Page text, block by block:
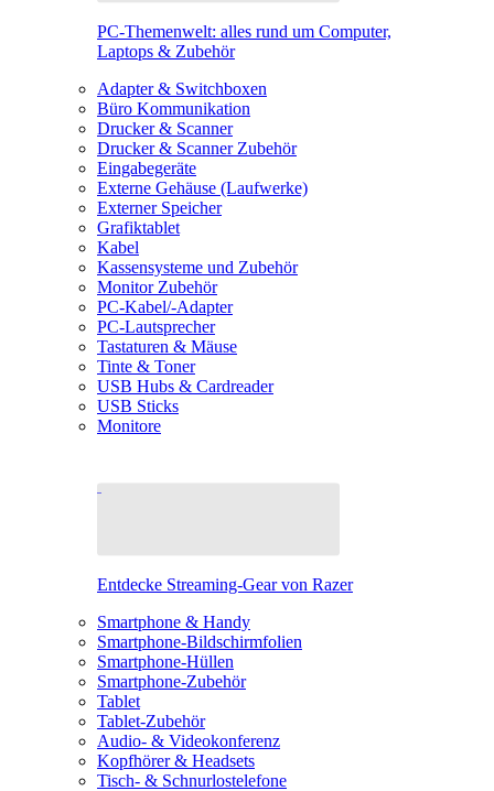
PC-Themenwelt: alles rund um Computer,
Laptops & Zubehör
Adapter & Switchboxen
Büro Kommunikation
Drucker & Scanner
Drucker & Scanner Zubehör
Eingabegeräte
Externe Gehäuse (Laufwerke)
Externer Speicher
Grafiktablet
Kabel
Kassensysteme und Zubehör
Monitor Zubehör
PC-Kabel/-Adapter
PC-Lautsprecher
Tastaturen & Mäuse
Tinte & Toner
USB Hubs & Cardreader
USB Sticks
Monitore
Entdecke Streaming-Gear von Razer
Smartphone & Handy
Smartphone-Bildschirmfolien
Smartphone-Hüllen
Smartphone-Zubehör
Tablet
Tablet-Zubehör
Audio- & Videokonferenz
Kopfhörer & Headsets
Tisch- & Schnurlostelefone